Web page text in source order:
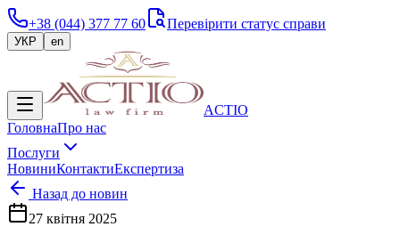
+38 (044) 377 77 60 Перевірити статус справи
УКР en
ACTIO
ГоловнаПро нас
Послуги
НовиниКонтактиЕкспертиза
Назад до новин
27 квітня 2025